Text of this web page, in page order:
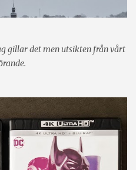
gillar det men utsikten från vårt